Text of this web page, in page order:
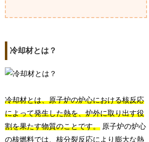
冷却材とは？
冷却材とは、原子炉の炉心における核反応
によって発生した熱を、炉外に取り出す役
割を果たす物質のことです。 原子炉の炉心
の核燃料では、核分裂反応により膨大な熱